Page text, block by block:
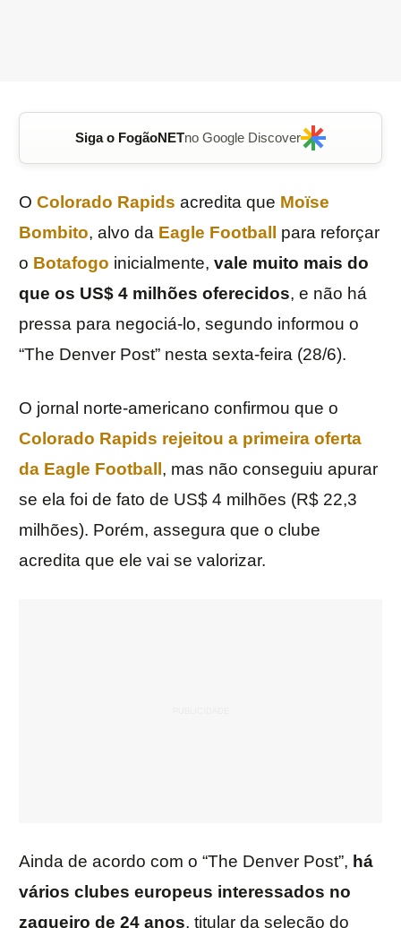
Siga o FogãoNETno Google Discover
O Colorado Rapids acredita que Moïse
Bombito, alvo da Eagle Football
para reforçar
o Botafogo inicialmente, vale muito mais do
que os US$ 4 milhões oferecidos, e não há
pressa para negociá-lo, segundo informou o
“The Denver Post” nesta sexta-feira (28/6).
O jornal norte-americano confirmou que o
Colorado Rapids rejeitou a primeira oferta
da Eagle Football , mas não conseguiu apurar
se ela foi de fato de US$ 4 milhões (R$ 22,3
milhões). Porém, assegura que o clube
acredita que ele vai se valorizar.
Ainda de acordo com o “The Denver Post”, há
vários clubes europeus interessados no
zagueiro de 24 anos, titular da seleção do